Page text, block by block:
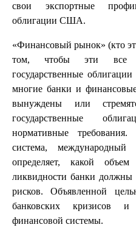
свои экспортные
облигации США.
«Финансовый рынок» (кто
том, чтобы эти все
государственные
многие банки и
вынуждены или
государственные
нормативные
система,
определяет, какой
ликвидности банки должны
рисков. Объявленной
банковских кризисов и
финансовой системы.